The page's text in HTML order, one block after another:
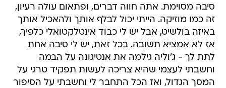
סיבה מסוימת. אתה חווה דברים, ופתאום עולה רעיון,
זה כמו מוזיקה. הייתי יכול לבלף אותך ולהאכיל אותך
באיזה בולשיט, אבל יש לי כבוד אינטלקטואלי כלפיך,
אז לא אמציא תשובה. בכל זאת, יש לי סיבה אחת
לתת לך - ג'וליה גילמה את אנטיגונה על הבמה
וחשבתי לעצמי שהיא צריכה לעשות תפקיד טרגי על
המסך הגדול, ואז הכל התחבר לי וחשבתי על הסיפור